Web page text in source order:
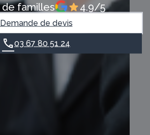
de familles 4.9/5
Demande de devis
03 67 80 51 24